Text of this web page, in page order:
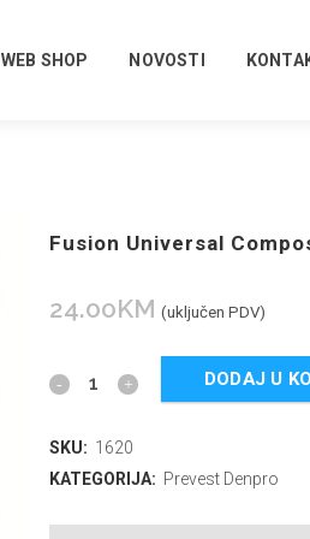
WEB SHOP NOVOSTI
Fusion Universal
24.00KM (uključen PDV)
DODAJ U
SKU: 1620
KATEGORIJA: Prevest Denpro